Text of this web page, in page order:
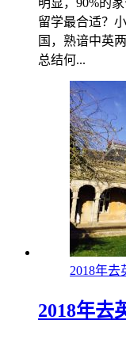
明显，90%的
留学最合适？
国，熟谙中英
总结何...
2018年去
2018年去